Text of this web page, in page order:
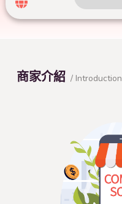
商家介紹 / Introduction